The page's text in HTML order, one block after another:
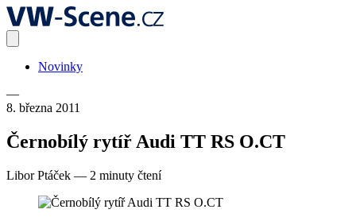
Novinky
—
8. března 2011
Černobílý rytíř Audi TT RS O.CT
Libor Ptáček — 2 minuty čtení